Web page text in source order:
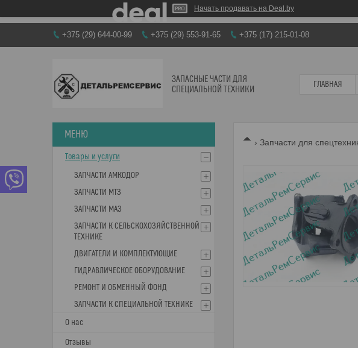
Начать продавать на Deal.by
+375 (29) 644-00-99 +375 (29) 553-91-65 +375 (17) 215-01-08
ЗАПАСНЫЕ ЧАСТИ ДЛЯ
СПЕЦИАЛЬНОЙ ТЕХНИКИ
ГЛАВНАЯ
Запчасти для
Товары и услуги
ЗАПЧАСТИ АМКОДОР
ЗАПЧАСТИ МТЗ
ЗАПЧАСТИ МАЗ
ЗАПЧАСТИ К СЕЛЬСКОХОЗЯЙСТВЕННОЙ
ТЕХНИКЕ
ДВИГАТЕЛИ И КОМПЛЕКТУЮЩИЕ
ГИДРАВЛИЧЕСКОЕ ОБОРУДОВАНИЕ
РЕМОНТ И ОБМЕННЫЙ ФОНД
ЗАПЧАСТИ К СПЕЦИАЛЬНОЙ ТЕХНИКЕ
О нас
Отзывы